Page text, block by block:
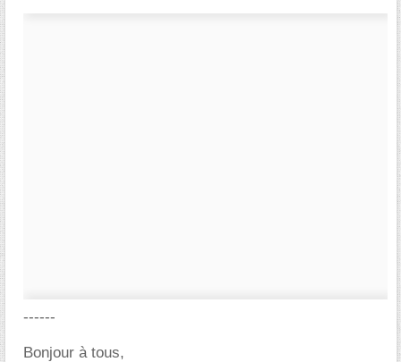
------
Bonjour à tous,